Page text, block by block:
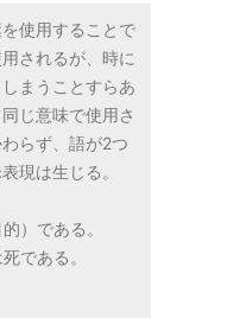
使用することで
されるが、時に
まうことすらあ
じ意味で使用さ
らず、語が2つ
現は生じる。
）である。
である。